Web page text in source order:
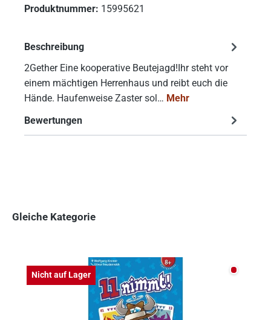
Produktnummer: 15995621
Beschreibung
2Gether Eine kooperative Beutejagd!Ihr steht vor
einem mächtigen Herrenhaus und reibt euch die
Hände. Haufenweise Zaster sol… Mehr
Bewertungen
Gleiche Kategorie
Nicht auf Lager Nicht